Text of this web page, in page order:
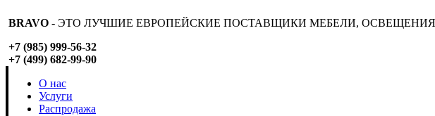
BRAVO - ЭТО ЛУЧШИЕ ЕВРОПЕЙСКИЕ ПОСТАВЩИКИ МЕБЕЛИ,
+7 (985) 999-56-32
+7 (499) 682-99-90
О нас
Услуги
Распродажа